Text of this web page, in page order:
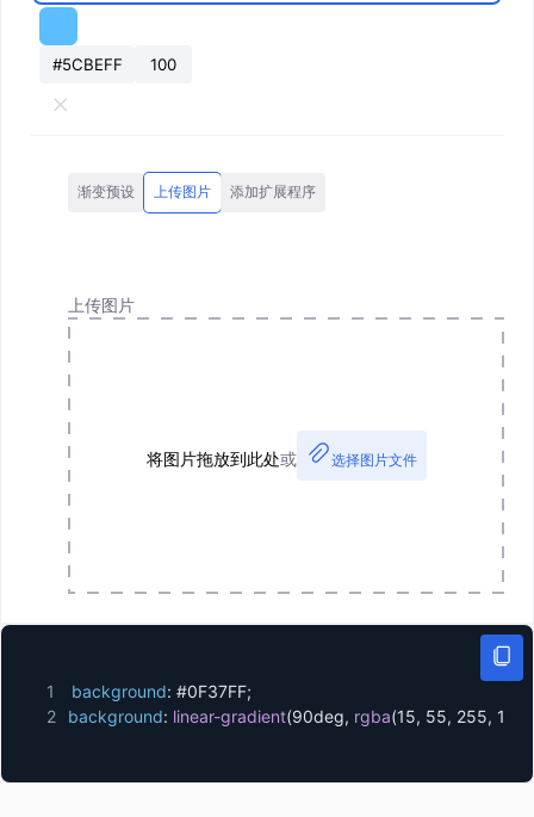
渐变预设 上传图片 添加扩展程序
上传图片
将图片拖放到此处或 选择图片文件
1 background: #0F37FF;
2
background: linear-gradient(90deg, rgba(15, 55, 255, 1